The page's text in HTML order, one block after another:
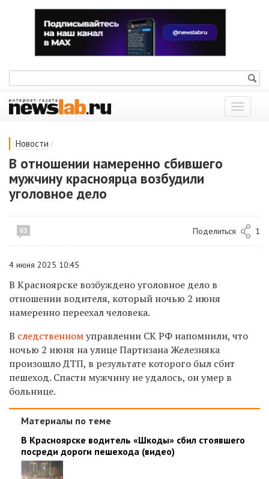
Показать
меню
Новости /
В отношении намеренно сбившего
мужчину красноярца возбудили
уголовное дело
63 Поделиться 1
4 июня 2025 10:45
В Красноярске возбуждено уголовное дело в
отношении водителя, который ночью 2 июня
намеренно переехал человека.
В следственномуправлении СК РФ напомнили, что
ночью 2 июня на улице Партизана Железняка
произошло ДТП, в результате которого был сбит
пешеход. Спасти мужчину не удалось, он умер в
больнице.
Материалы по теме
В Красноярске водитель «Шкоды» сбил стоявшего
посреди дороги пешехода (видео)